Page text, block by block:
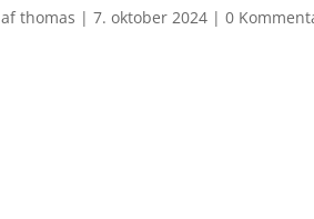
afthomas |7. oktober 2024 |0